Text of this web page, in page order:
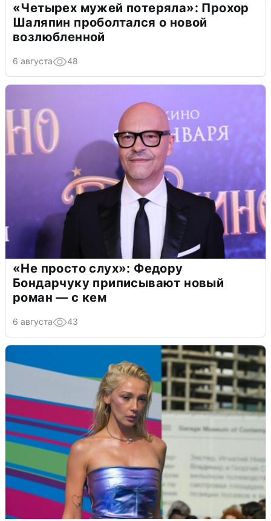
«Четырех мужей потеряла»: Прохор
Шаляпин проболтался о новой
возлюбленной
6 августа 48
«Не просто слух»: Федору
Бондарчуку приписывают новый
роман — с кем
6 августа 43